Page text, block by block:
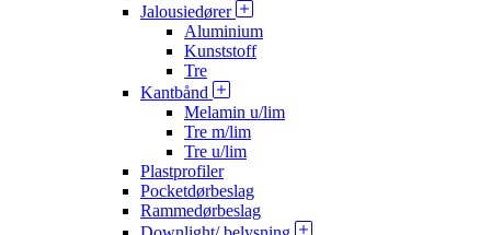
Jalousiedører
Aluminium
Kunststoff
Tre
Kantbånd
Melamin u/lim
Tre m/lim
Tre u/lim
Plastprofiler
Pocketdørbeslag
Rammedørbeslag